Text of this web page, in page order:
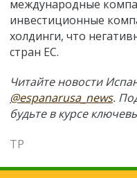
международные
инвестиционные
холдинги, что
стран ЕС.
Читайте новости
@espanarusa_news.
будьте в курсе
ТР